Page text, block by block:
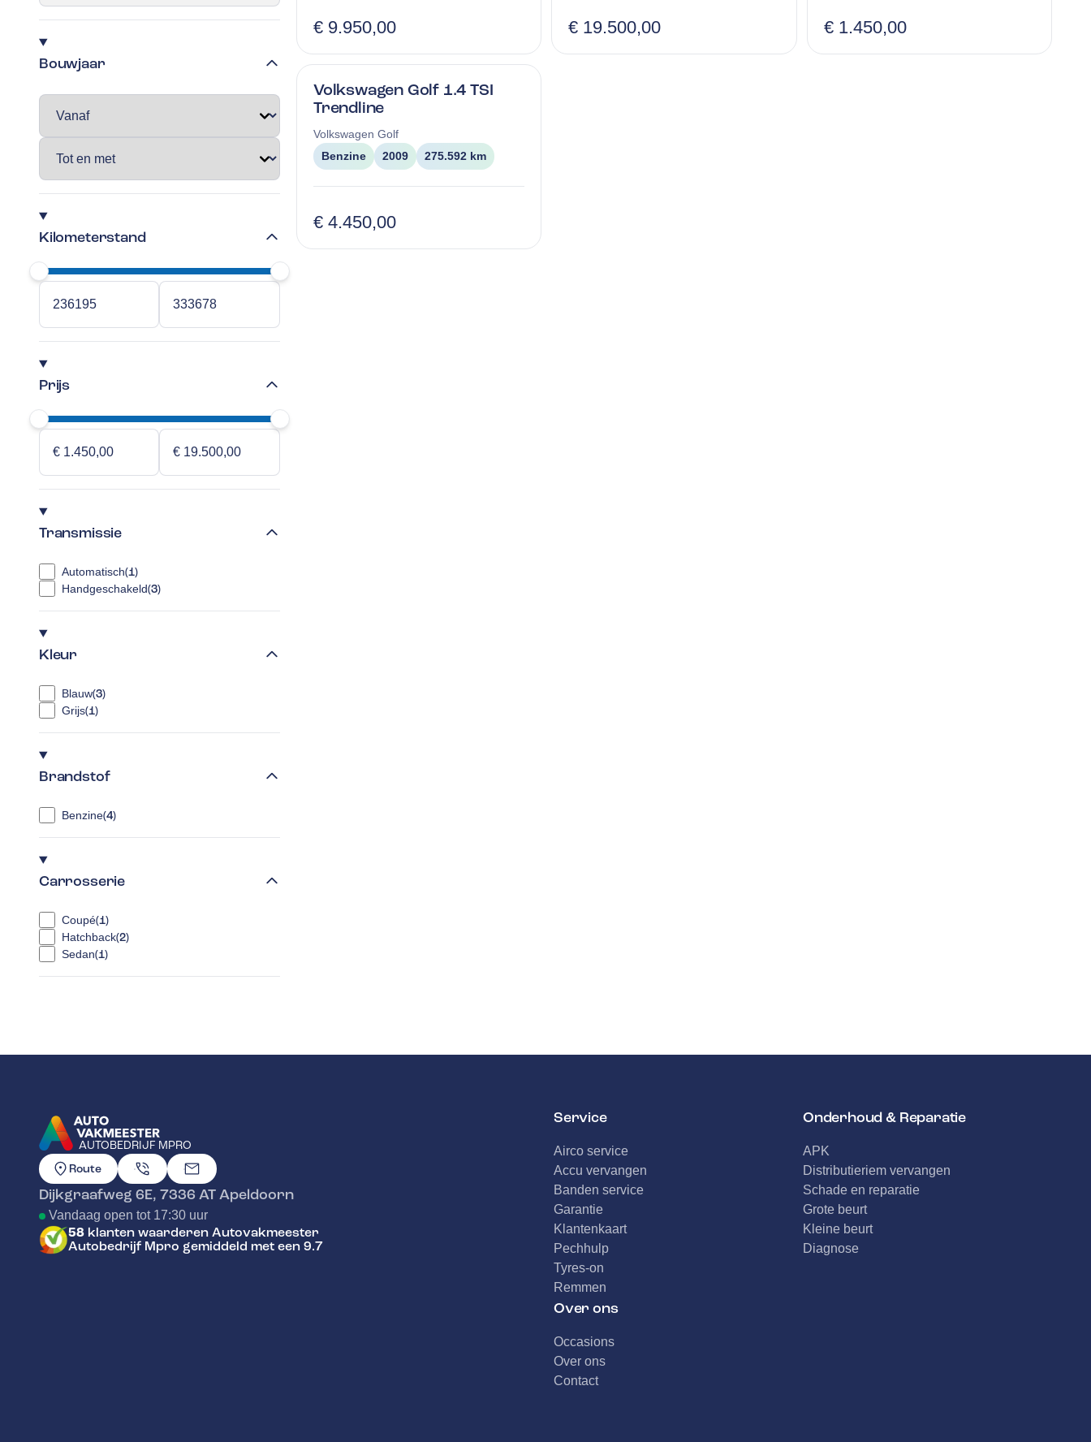
Bouwjaar
Kilometerstand
Prijs
Transmissie
Automatisch(1)
Handgeschakeld(3)
Kleur
Blauw(3)
Grijs(1)
Brandstof
Benzine(4)
Carrosserie
Coupé(1)
Hatchback(2)
Sedan(1)
€ 9.950,00 € 19.500,00 € 1.450,00
Volkswagen Golf 1.4 TSI
Trendline
Volkswagen Golf
Benzine
2009 275.592 km
€ 4.450,00
AUTOBEDRIJF MPRO
GA NAAR DE HOMEPAGINA
Route
Dijkgraafweg 6E, 7336 ATApeldoorn
Vandaag open tot 17:30 uur
58 klanten waarderen Autovakmeester
Autobedrijf Mpro gemiddeld met een 9.7
Service
Airco service
Accu vervangen
Banden service
Garantie
Klantenkaart
Pechhulp
Tyres-on
Remmen
Onderhoud & Reparatie
APK
Distributieriem vervangen
Schade en reparatie
Grote beurt
Kleine beurt
Diagnose
Over ons
Occasions
Over ons
Contact